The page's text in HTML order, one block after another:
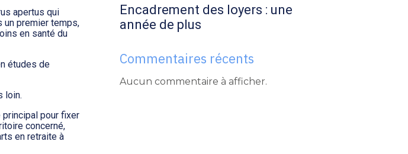
apertus qui
un premier temps,
en santé du
études de
loin.
principal pour fixer
concerné,
en retraite à
Encadrement des loyers : une
année de plus
Commentaires récents
Aucun commentaire à afficher.